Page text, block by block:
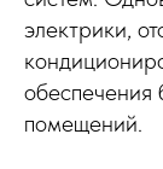
электрики,
обеспечения
помещений.